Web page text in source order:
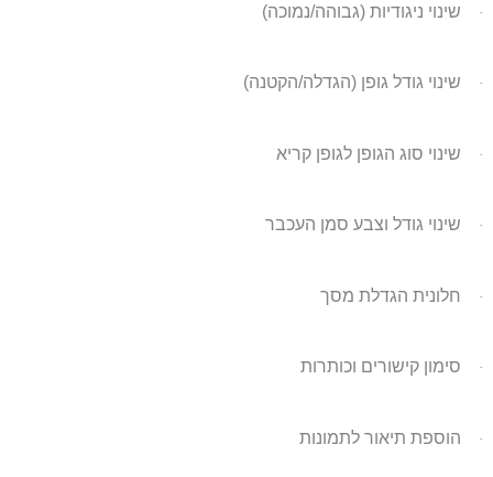
שינוי ניגודיות (גבוהה/נמוכה)
שינוי גודל גופן (הגדלה/הקטנה)
שינוי סוג הגופן לגופן קריא
שינוי גודל וצבע סמן העכבר
חלונית הגדלת מסך
סימון קישורים וכותרות
הוספת תיאור לתמונות